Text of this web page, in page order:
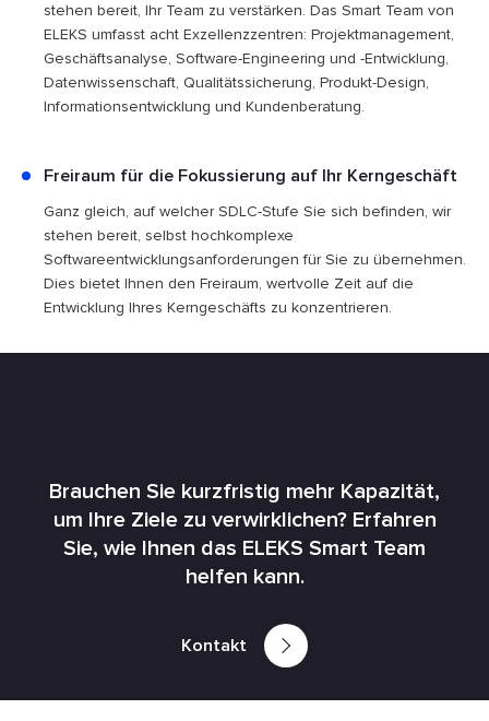
stehen bereit, Ihr Team zu verstärken. Das Smart Team von
ELEKS umfasst acht Exzellenzzentren: Projektmanagement,
Geschäftsanalyse, Software-Engineering und -Entwicklung,
Datenwissenschaft, Qualitätssicherung, Produkt-Design,
Informationsentwicklung und Kundenberatung.
Freiraum für die Fokussierung auf Ihr Kerngeschäft
Ganz gleich, auf welcher SDLC-Stufe Sie sich befinden, wir
stehen bereit, selbst hochkomplexe
Softwareentwicklungsanforderungen für Sie zu übernehmen.
Dies bietet Ihnen den Freiraum, wertvolle Zeit auf die
Entwicklung Ihres Kerngeschäfts zu konzentrieren.
Brauchen Sie kurzfristig mehr Kapazität,
um Ihre Ziele zu verwirklichen? Erfahren
Sie, wie Ihnen das ELEKS Smart Team
helfen kann.
Kontakt